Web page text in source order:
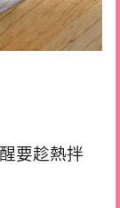
要趁熱拌